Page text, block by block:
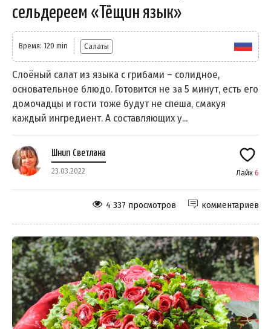
сельдереем «Тёщин язык»
Время: 120 min Салаты
Слоёный салат из языка с грибами – солидное,
основательное блюдо. Готовится не за 5 минут, есть его
домочадцы и гости тоже будут не спеша, смакуя
каждый ингредиент. А составляющих у...
Шнип Светлана
23.03.2022 Лайк 6
комментариев
4 337 просмотров